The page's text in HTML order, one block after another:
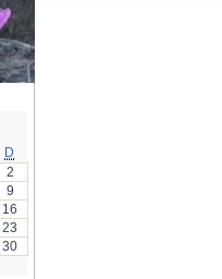
D
2
9
16
23
30